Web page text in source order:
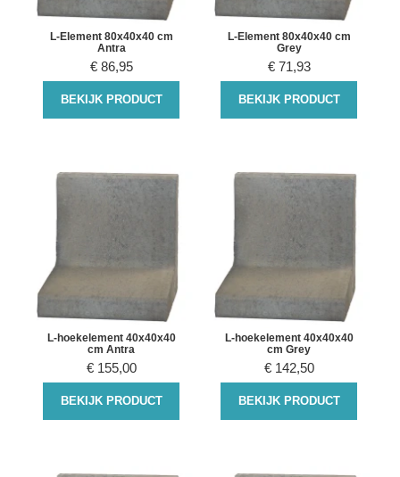
L-Element 80x40x40 cm
Antra
€ 86,95
BEKIJK PRODUCT
L-Element 80x40x40 cm
Grey
€ 71,93
BEKIJK PRODUCT
L-hoekelement 40x40x40
cm Antra
€ 155,00
BEKIJK PRODUCT
L-hoekelement 40x40x40
cm Grey
€ 142,50
BEKIJK PRODUCT